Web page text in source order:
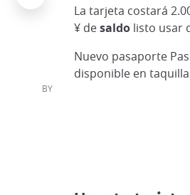
La tarjeta costará
¥ desaldolisto usar
Nuevo pasaporte
disponible en
,CC BY